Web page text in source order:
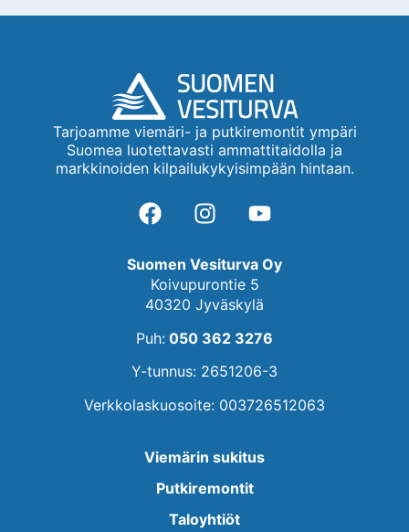
Tarjoamme viemäri- ja putkiremontit ympäri
Suomea luotettavasti ammattitaidolla ja
markkinoiden kilpailukykyisimpään hintaan.
Suomen Vesiturva Oy
Koivupurontie 5
40320 Jyväskylä
Puh: 050 362 3276
Y-tunnus: 2651206-3
Verkkolaskuosoite: 003726512063
Viemärin sukitus
Putkiremontit
Taloyhtiöt